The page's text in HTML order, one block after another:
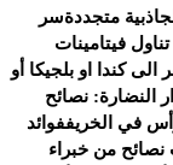
متجددةسر
فيتامينات
كندا او بلجيكا أو
النضارة: نصائح
في الخريففوائد
نصائح من خبراء